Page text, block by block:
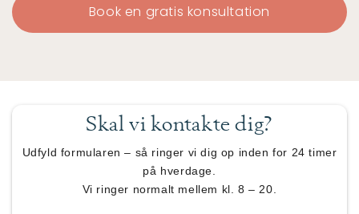
Book en gratis konsultation
Skal vi kontakte dig?
Udfyld formularen – så ringer vi dig op inden for 24 timer
på hverdage.
Vi ringer normalt mellem kl. 8 – 20.